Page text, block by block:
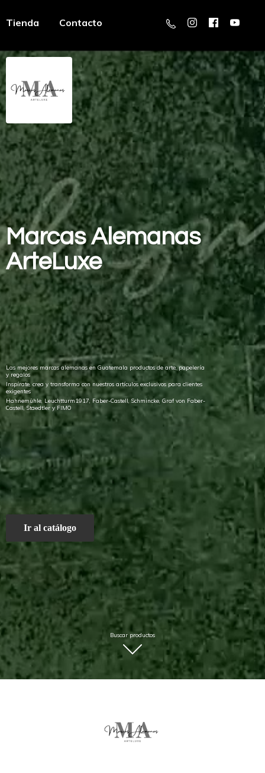
Tienda Contacto
MarcasAlemanas
ArteLuxe
Las mejores marcas alemanas en Guatemala productos de arte, papelería
y regalos
Inspírate, crea y transforma con nuestros artículos exclusivos para clientes
exigentes
Hahnemühle, Leuchtturm1917, Faber-Castell, Schmincke, Graf von Faber-
Castell, Staedtler y FIMO
Ir al catálogo
Buscar productos